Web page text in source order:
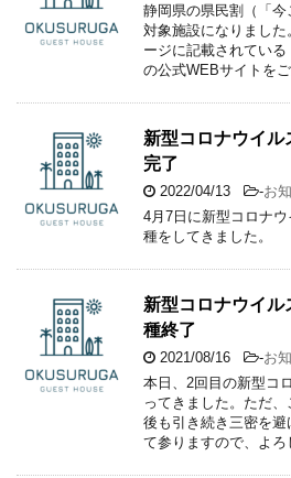
静岡県の県民割（「
対象施設になりまし
ージに記載されている
の公式WEBサイトをご
新型コロナウイ
完了
2022/04/13 -お
4月7日に新型コロナ
種をしてきました。
新型コロナウイ
種終了
2021/08/16 -お
本日、2回目の新型コ
ってきました。ただ
後も引き続き三密を
て参りますので、よろ